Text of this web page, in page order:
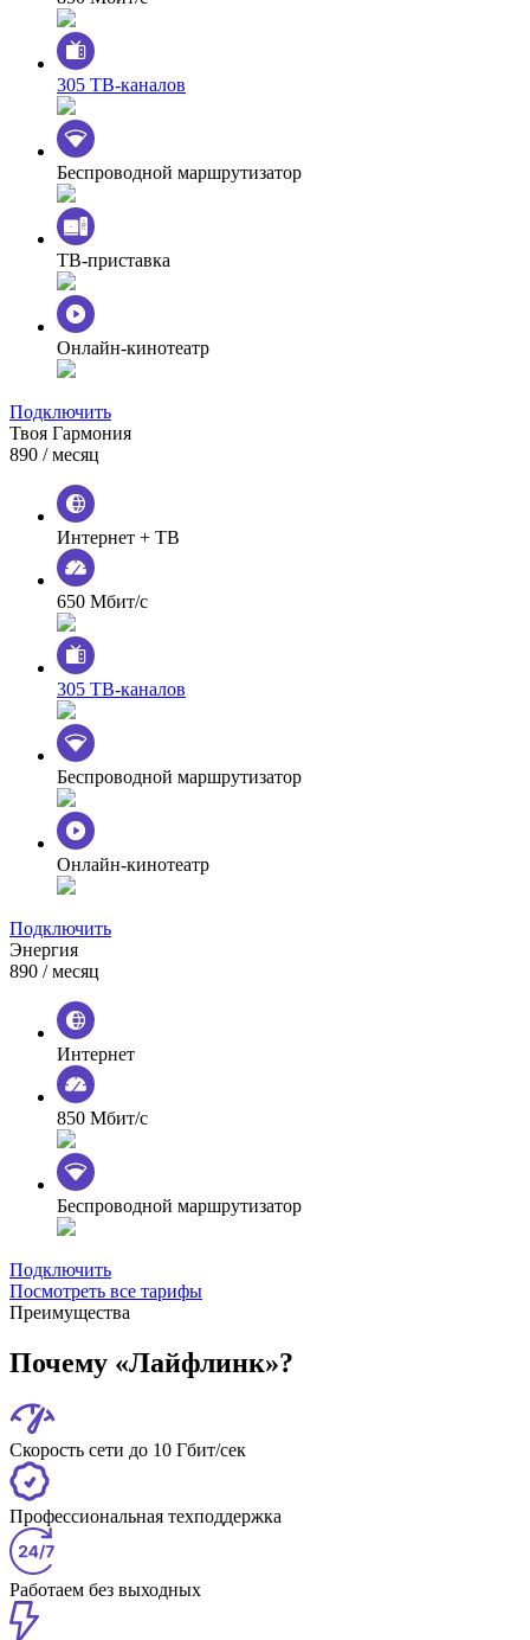
305 ТВ-каналов
Беспроводной маршрутизатор
ТВ-приставка
Онлайн-кинотеатр
Подключить
Твоя Гармония
890 / месяц
Интернет + ТВ
650 Мбит/с
305 ТВ-каналов
Беспроводной маршрутизатор
Онлайн-кинотеатр
Подключить
Энергия
890 / месяц
Интернет
850 Мбит/с
Беспроводной маршрутизатор
Подключить
Посмотреть все тарифы
Преимущества
Почему «Лайфлинк»?
Скорость сети до 10 Гбит/сек
Профессиональная техподдержка
Работаем без выходных